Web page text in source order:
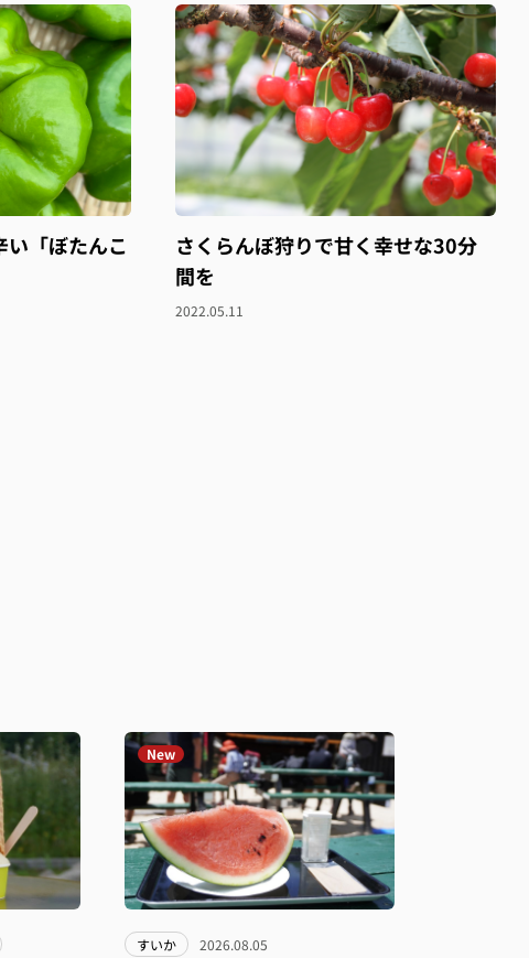
「ぼたんこ
さくらんぼ狩りで甘く幸せな30分
間を
2022.05.11
New
すいか 2026.08.05